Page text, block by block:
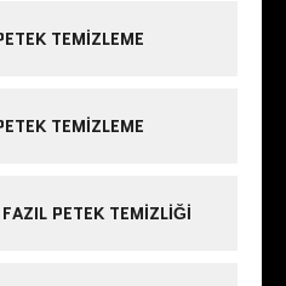
TEMIZLEME
TEMIZLEME
PETEK TEMIZLIĞI